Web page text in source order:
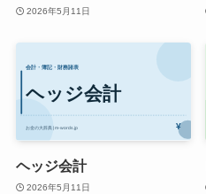
2026年5月11日
ヘッジ会計
2026年5月11日